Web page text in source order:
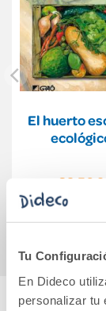
Tu
En Dideco
personalizar tu
El huerto
32,50€